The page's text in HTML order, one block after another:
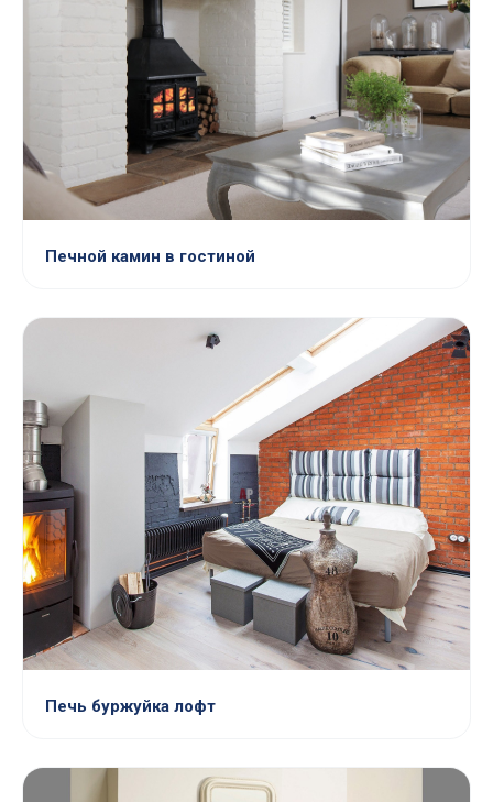
Печной камин в гостиной
Печь буржуйка лофт